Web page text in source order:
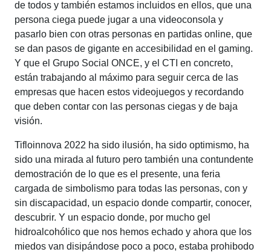
de todos y también estamos incluidos en ellos, que una
persona ciega puede jugar a una videoconsola y
pasarlo bien con otras personas en partidas online, que
se dan pasos de gigante en accesibilidad en el gaming.
Y que el Grupo Social ONCE, y el CTI en concreto,
están trabajando al máximo para seguir cerca de las
empresas que hacen estos videojuegos y recordando
que deben contar con las personas ciegas y de baja
visión.
Tifloinnova 2022 ha sido ilusión, ha sido optimismo, ha
sido una mirada al futuro pero también una contundente
demostración de lo que es el presente, una feria
cargada de simbolismo para todas las personas, con y
sin discapacidad, un espacio donde compartir, conocer,
descubrir. Y un espacio donde, por mucho gel
hidroalcohólico que nos hemos echado y ahora que los
miedos van disipándose poco a poco, estaba prohibodo